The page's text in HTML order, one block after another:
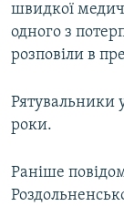
швидкої
одного з
розповіли в
Рятувальники
роки.
Раніше